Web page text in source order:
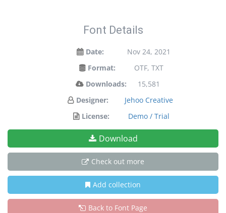
Font Details
Date:
Nov 24, 2021
Format:
OTF, TXT
Downloads:
15,581
Designer:
Jehoo Creative
License:
Demo / Trial
Download
Check out more
Add collection
Back to Font Page